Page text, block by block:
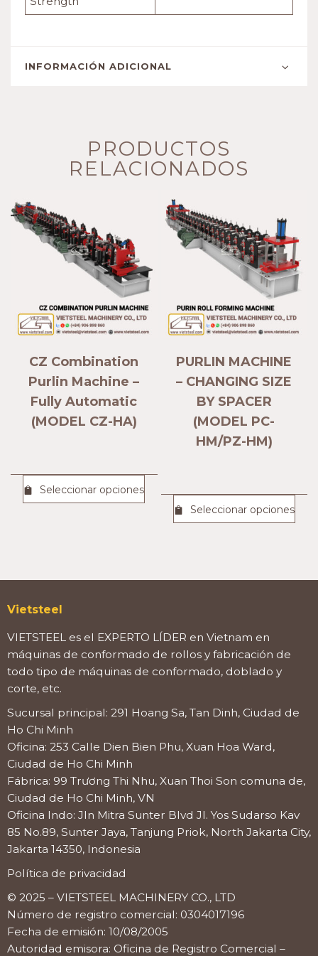
INFORMACIÓN ADICIONAL
PRODUCTOS
RELACIONADOS
CZ Combination
Purlin Machine –
Fully Automatic
(MODEL CZ-HA)
Seleccionar opciones
PURLIN MACHINE
– CHANGING SIZE
BY SPACER
(MODEL PC-
HM/PZ-HM)
Seleccionar opciones
Vietsteel
VIETSTEEL es el EXPERTO LÍDER en Vietnam en
máquinas de conformado de rollos y fabricación de
todo tipo de máquinas de conformado, doblado y
corte, etc.
Sucursal principal: 291 Hoang Sa, Tan Dinh, Ciudad de
Ho Chi Minh
Oficina: 253 Calle Dien Bien Phu, Xuan Hoa Ward,
Ciudad de Ho Chi Minh
Fábrica: 99 Trương Thi Nhu, Xuan Thoi Son comuna de,
Ciudad de Ho Chi Minh, VN
Oficina Indo: Jln Mitra Sunter Blvd Jl. Yos Sudarso Kav
85 No.89, Sunter Jaya, Tanjung Priok, North Jakarta City,
Jakarta 14350, Indonesia
Política de privacidad
© 2025 – VIETSTEEL MACHINERY CO., LTD
Número de registro comercial: 0304017196
Fecha de emisión: 10/08/2005
Autoridad emisora: Oficina de Registro Comercial –